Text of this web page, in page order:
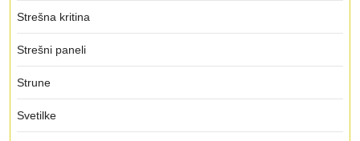
Strešna kritina
Strešni paneli
Strune
Svetilke